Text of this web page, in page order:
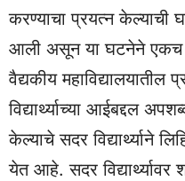
करण्याचा प्रयत्न
आली असून या घटनेने
वैद्यकीय महाविद्यालयातील
विद्यार्थ्याच्या आईबद्दल
केल्याचे सदर विद्यार्थ्याने
येत आहे. सदर विद्यार्थ्यावर